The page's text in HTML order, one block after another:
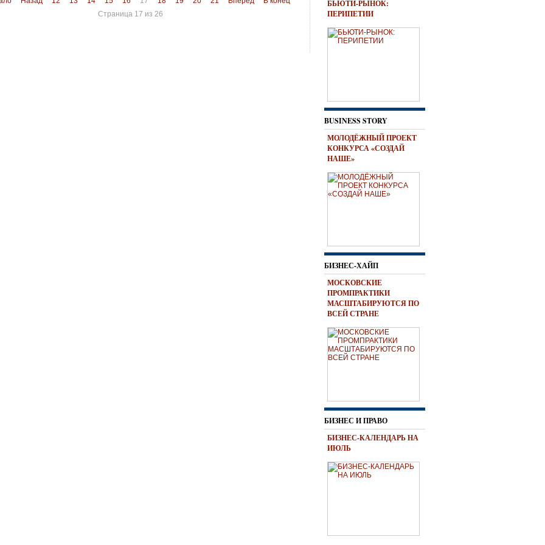
Страница 17 из 26
БЬЮТИ-РЫНОК:
ПЕРИПЕТИИ
BUSINESS STORY
МОЛОДЁЖНЫЙ ПРОЕКТ
КОНКУРСА «СОЗДАЙ
НАШЕ»
БИЗНЕС-ХАЙП
МОСКОВСКИЕ
ПРОМПРАКТИКИ
МАСШТАБИРУЮТСЯ ПО
ВСЕЙ СТРАНЕ
БИЗНЕС И ПРАВО
БИЗНЕС-КАЛЕНДАРЬ НА
ИЮЛЬ